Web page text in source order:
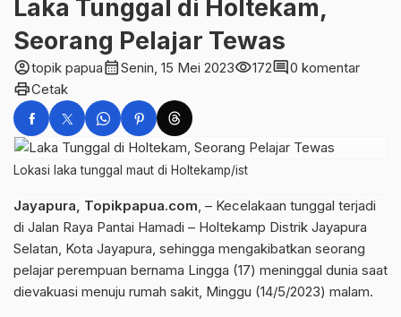
Laka Tunggal di Holtekam,
Seorang Pelajar Tewas
account_circletopik papuacalendar_monthSenin, 15 Mei 2023visibility172comment0 komentar
printCetak
Lokasi laka tunggal maut di Holtekamp/ist
Jayapura, Topikpapua.com, – Kecelakaan tunggal terjadi
di Jalan Raya Pantai Hamadi – Holtekamp Distrik Jayapura
Selatan, Kota Jayapura, sehingga mengakibatkan seorang
pelajar perempuan bernama Lingga (17) meninggal dunia saat
dievakuasi menuju rumah sakit, Minggu (14/5/2023) malam.